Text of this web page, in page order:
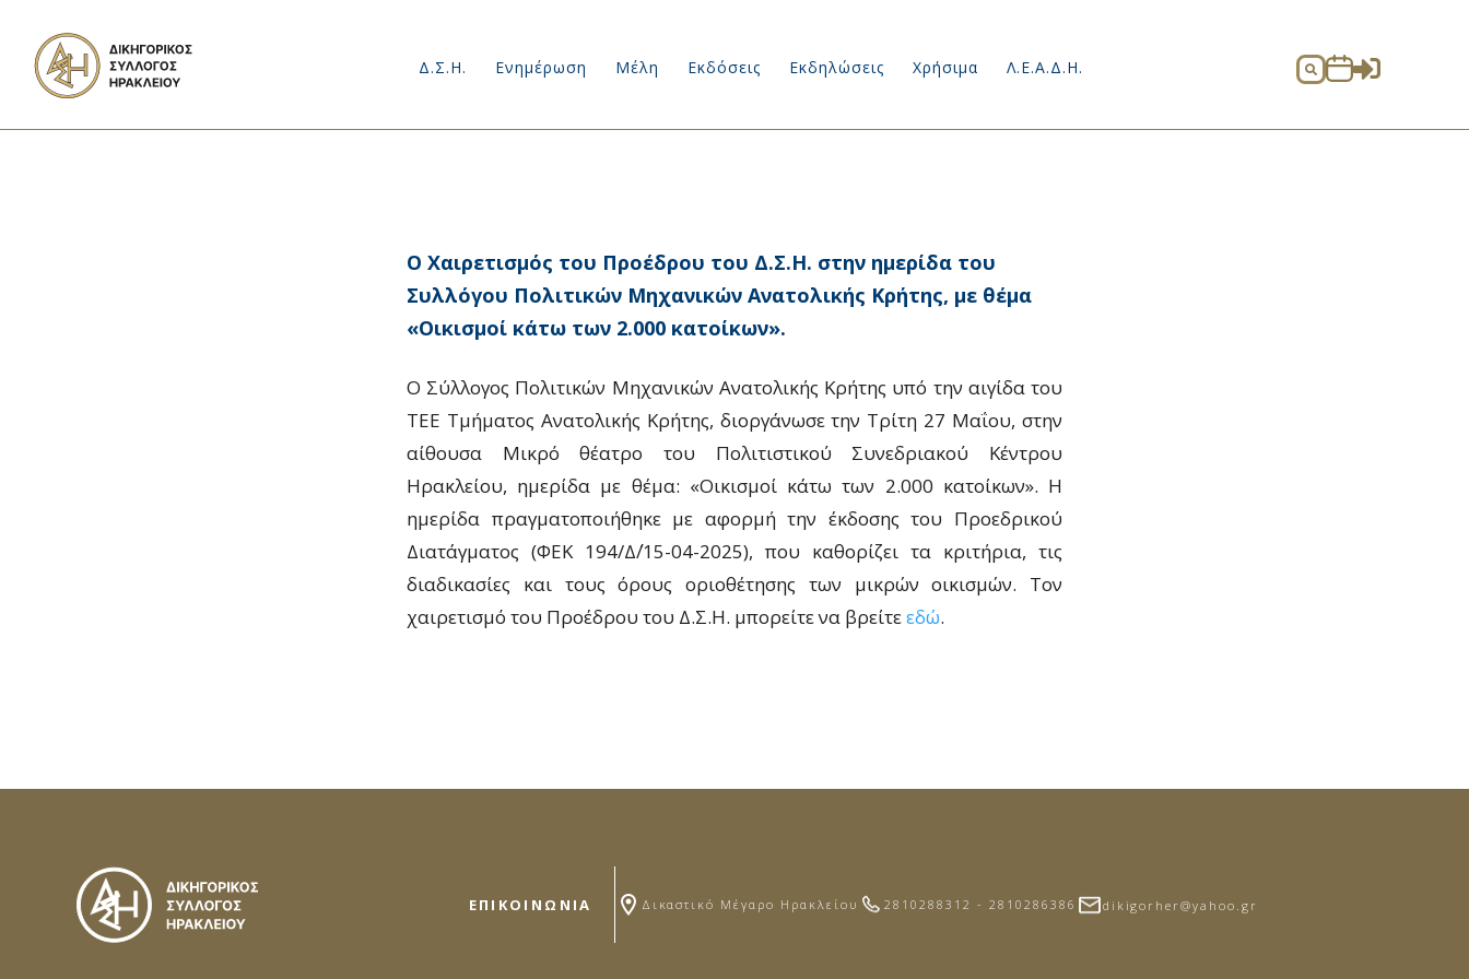
Δ.Σ.Η. Ενημέρωση Μέλη Εκδόσεις Εκδηλώσεις Χρήσιμα Λ.Ε.Α.Δ.Η.  
Ο Χαιρετισμός του Προέδρου του Δ.Σ.Η. στην ημερίδα του
Συλλόγου Πολιτικών Μηχανικών Ανατολικής Κρήτης, με θέμα
«Οικισμοί κάτω των 2.000 κατοίκων».
Ο Σύλλογος Πολιτικών Μηχανικών Ανατολικής Κρήτης υπό την αιγίδα του
ΤΕΕ Τμήματος Ανατολικής Κρήτης, διοργάνωσε την Τρίτη 27 Μαΐου, στην
αίθουσα Μικρό θέατρο του Πολιτιστικού Συνεδριακού Κέντρου
Ηρακλείου, ημερίδα με θέμα: «Οικισμοί κάτω των 2.000 κατοίκων». Η
ημερίδα πραγματοποιήθηκε με αφορμή την έκδοσης του Προεδρικού
Διατάγματος (ΦΕΚ 194/Δ΄/15-04-2025), που καθορίζει τα κριτήρια, τις
διαδικασίες και τους όρους οριοθέτησης των μικρών οικισμών. Τον
χαιρετισμό του Προέδρου του Δ.Σ.Η. μπορείτε να βρείτεεδώ.
ΕΠΙΚΟΙΝΩΝΙΑ Δικαστικό Μέγαρο Ηρακλείου 2810288312 - 2810286386 dikigorher@yahoo.gr